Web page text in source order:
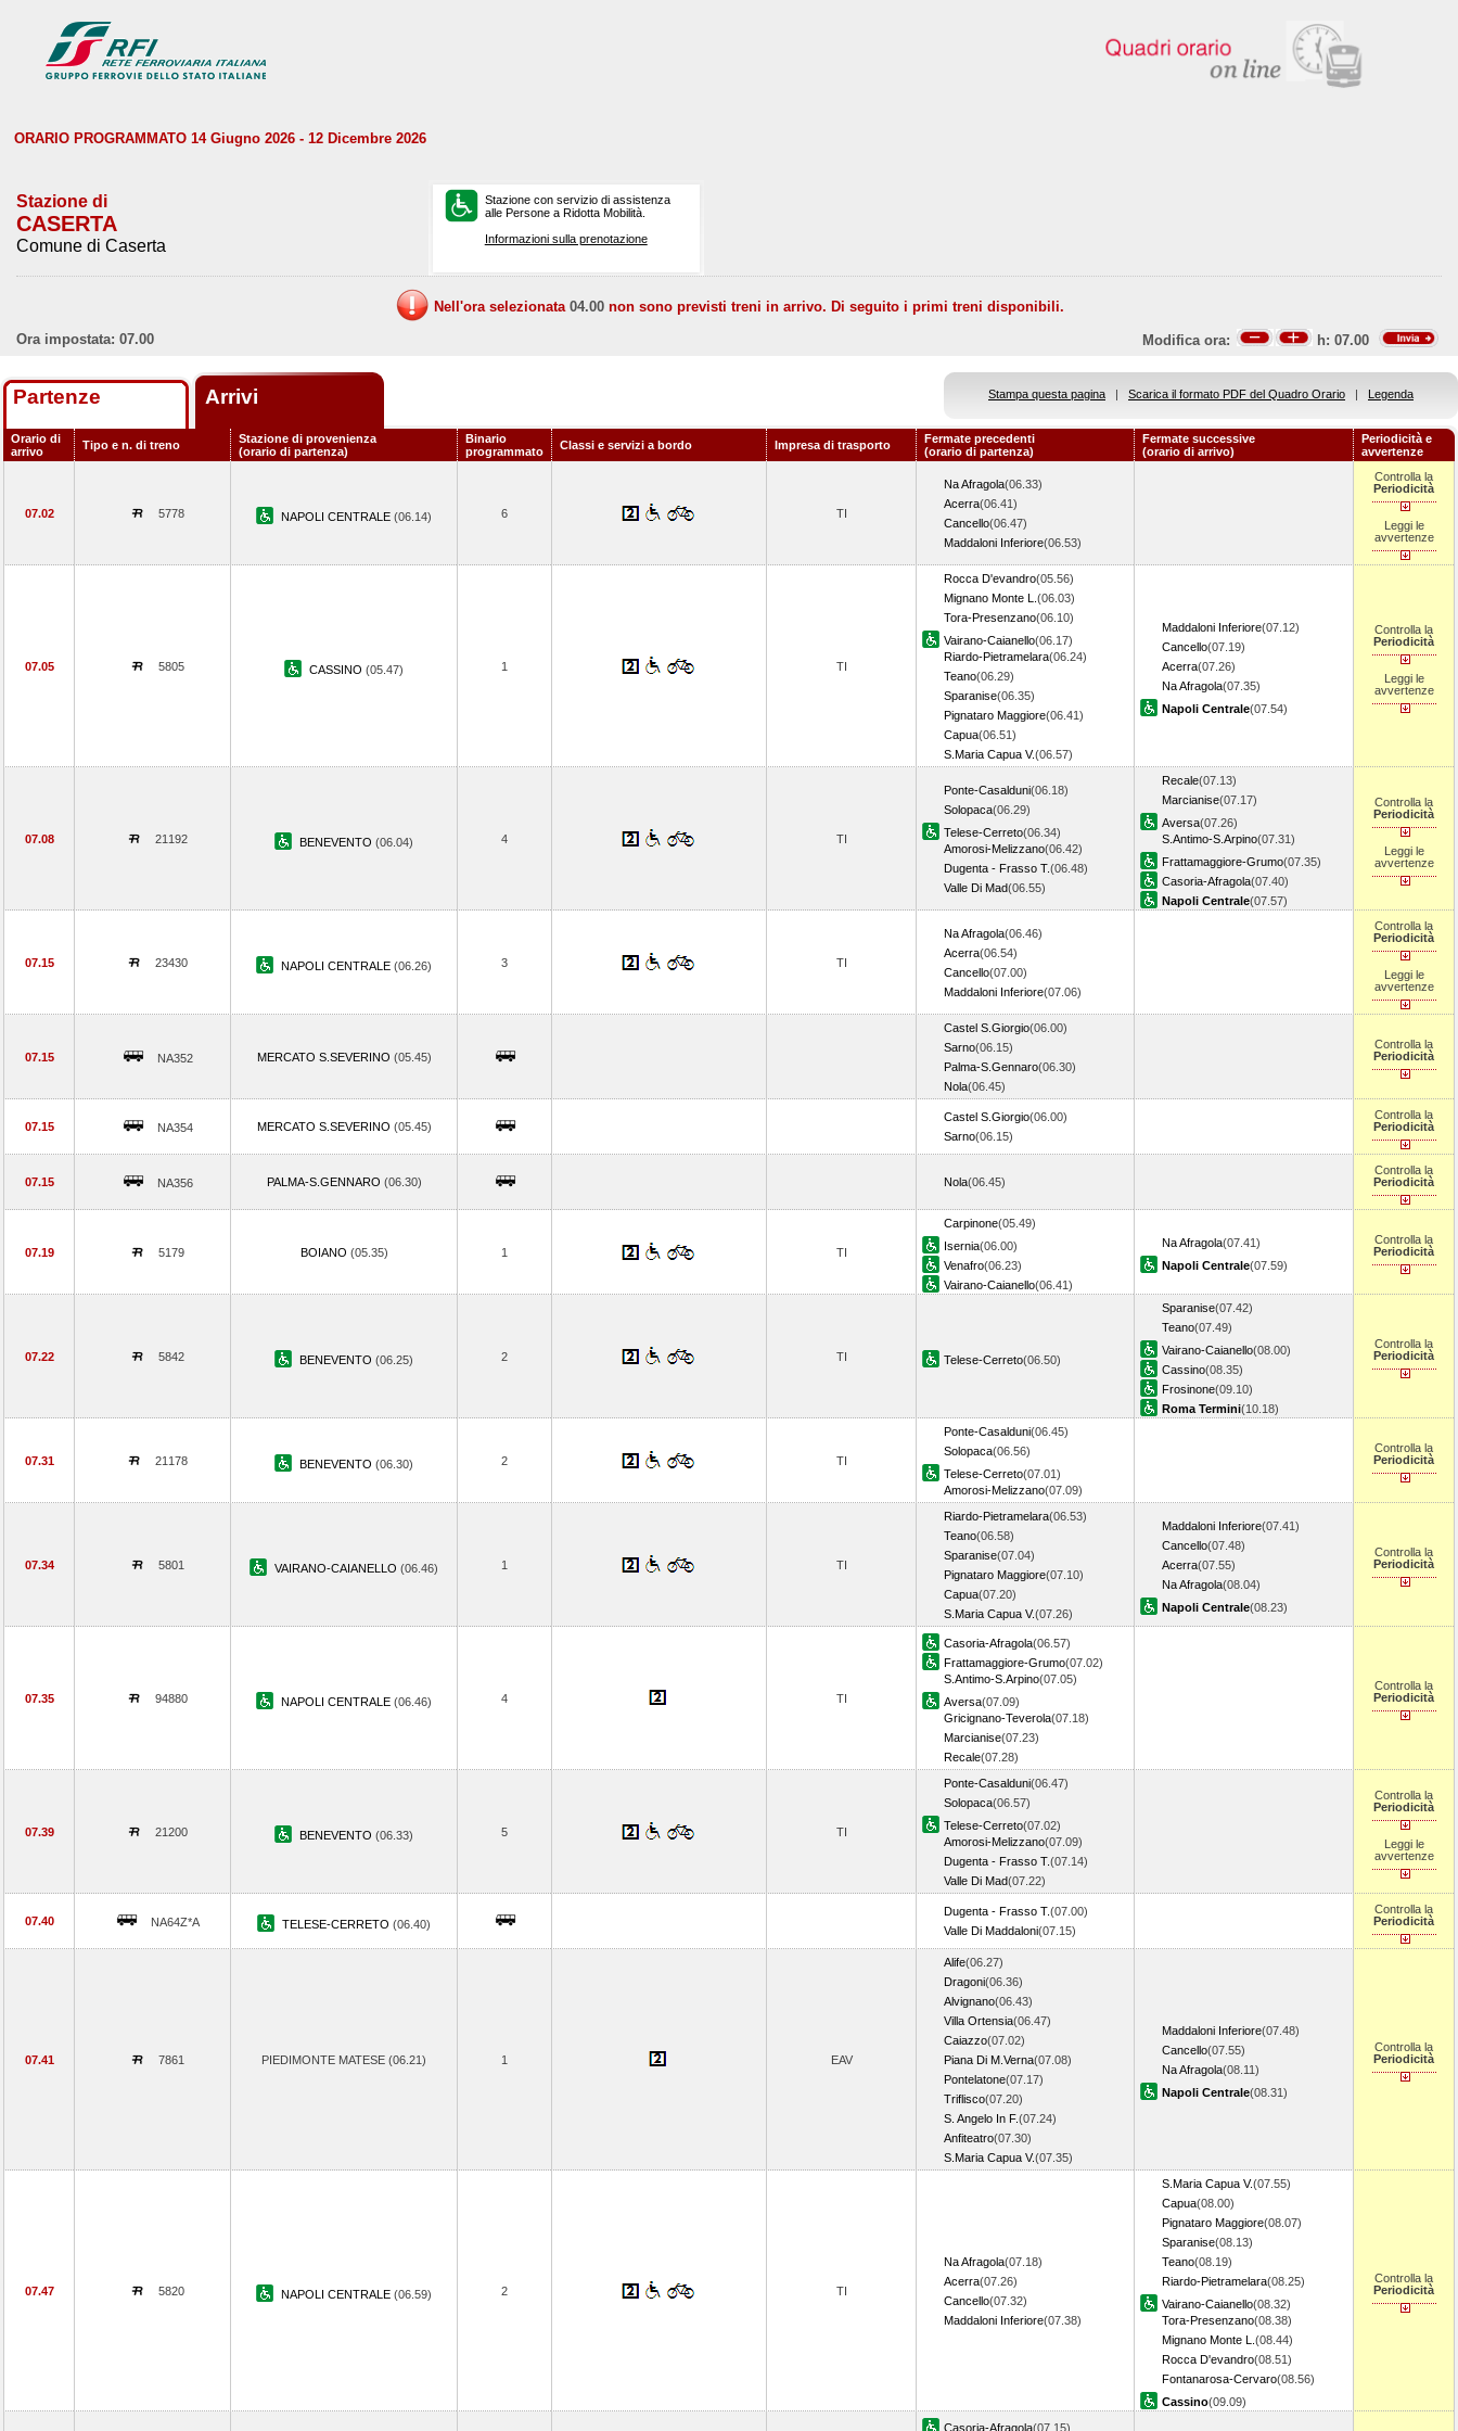
ORARIO PROGRAMMATO 14 Giugno 2026 - 12 Dicembre 2026
Stazione di
CASERTA
Comune di Caserta
Stazione con servizio di assistenza
alle Persone a Ridotta Mobilità.
Informazioni sulla prenotazione
Nell'ora selezionata 04.00 non sono previsti treni in arrivo. Di seguito i primi treni disponibili.
Ora impostata: 07.00
Modifica ora: h: 07.00
Partenze Arrivi Stampa questa pagina | Scarica il formato PDF del Quadro Orario | Legenda
Orario di
arrivo
Tipo e n. di treno
Stazione di provenienza
(orario di partenza)
Binario
programmato
Classi e servizi a bordo Impresa di trasporto
Fermate precedenti
(orario di partenza)
Fermate successive
(orario di arrivo)
Periodicità e
avvertenze
07.02 5778 NAPOLI CENTRALE (06.14) 6 TI
Na Afragola(06.33)
Acerra(06.41)
Cancello(06.47)
Maddaloni Inferiore(06.53)
Controlla la
Periodicità
Leggi le
avvertenze
07.05 5805 CASSINO (05.47) 1 TI
Rocca D'evandro(05.56)
Mignano Monte L. (06.03)
Tora-Presenzano(06.10)
Vairano-Caianello(06.17)
Riardo-Pietramelara(06.24)
Teano(06.29)
Sparanise(06.35)
Pignataro Maggiore(06.41)
Capua(06.51)
S.Maria Capua V.(06.57)
Maddaloni Inferiore(07.12)
Cancello(07.19)
Acerra(07.26)
Na Afragola(07.35)
Napoli Centrale(07.54)
Controlla la
Periodicità
Leggi le
avvertenze
07.08 21192 BENEVENTO (06.04) 4 TI
Ponte-Casalduni(06.18)
Solopaca(06.29)
Telese-Cerreto(06.34)
Amorosi-Melizzano(06.42)
Dugenta - Frasso T.(06.48)
Valle Di Mad(06.55)
Recale(07.13)
Marcianise(07.17)
Aversa(07.26)
S.Antimo-S.Arpino(07.31)
Frattamaggiore-Grumo(07.35)
Casoria-Afragola(07.40)
Napoli Centrale(07.57)
Controlla la
Periodicità
Leggi le
avvertenze
07.15 23430 NAPOLI CENTRALE (06.26) 3 TI
Na Afragola(06.46)
Acerra(06.54)
Cancello(07.00)
Maddaloni Inferiore(07.06)
Controlla la
Periodicità
Leggi le
avvertenze
07.15 NA352 MERCATO S.SEVERINO (05.45)
Castel S.Giorgio(06.00)
Sarno(06.15)
Palma-S.Gennaro(06.30)
Nola(06.45)
Controlla la
Periodicità
07.15 NA354 MERCATO S.SEVERINO (05.45)
Castel S.Giorgio(06.00)
Sarno(06.15)
Controlla la
Periodicità
07.15 NA356 PALMA-S.GENNARO (06.30) Nola(06.45)
Controlla la
Periodicità
07.19 5179 BOIANO (05.35) 1 TI
Carpinone(05.49)
Isernia(06.00)
Venafro(06.23)
Vairano-Caianello(06.41)
Na Afragola(07.41)
Napoli Centrale(07.59)
Controlla la
Periodicità
07.22 5842 BENEVENTO (06.25) 2 TI Telese-Cerreto(06.50)
Sparanise(07.42)
Teano(07.49)
Vairano-Caianello(08.00)
Cassino(08.35)
Frosinone(09.10)
Roma Termini(10.18)
Controlla la
Periodicità
07.31 21178 BENEVENTO (06.30) 2 TI
Ponte-Casalduni(06.45)
Solopaca(06.56)
Telese-Cerreto(07.01)
Amorosi-Melizzano(07.09)
Controlla la
Periodicità
07.34 5801 VAIRANO-CAIANELLO (06.46) 1 TI
Riardo-Pietramelara(06.53)
Teano(06.58)
Sparanise(07.04)
Pignataro Maggiore(07.10)
Capua(07.20)
S.Maria Capua V.(07.26)
Maddaloni Inferiore(07.41)
Cancello(07.48)
Acerra(07.55)
Na Afragola(08.04)
Napoli Centrale(08.23)
Controlla la
Periodicità
07.35 94880 NAPOLI CENTRALE (06.46) 4 TI
Casoria-Afragola(06.57)
Frattamaggiore-Grumo(07.02)
S.Antimo-S.Arpino(07.05)
Aversa(07.09)
Gricignano-Teverola(07.18)
Marcianise(07.23)
Recale(07.28)
Controlla la
Periodicità
07.39 21200 BENEVENTO (06.33) 5 TI
Ponte-Casalduni(06.47)
Solopaca(06.57)
Telese-Cerreto(07.02)
Amorosi-Melizzano(07.09)
Dugenta - Frasso T.(07.14)
Valle Di Mad(07.22)
Controlla la
Periodicità
Leggi le
avvertenze
07.40 NA64Z*A TELESE-CERRETO (06.40)
Dugenta - Frasso T.(07.00)
Valle Di Maddaloni(07.15)
Controlla la
Periodicità
07.41 7861 PIEDIMONTE MATESE (06.21) 1 EAV
Alife(06.27)
Dragoni(06.36)
Alvignano(06.43)
Villa Ortensia(06.47)
Caiazzo(07.02)
Piana Di M.Verna(07.08)
Pontelatone(07.17)
Triflisco(07.20)
S. Angelo In F.(07.24)
Anfiteatro(07.30)
S.Maria Capua V.(07.35)
Maddaloni Inferiore(07.48)
Cancello(07.55)
Na Afragola(08.11)
Napoli Centrale(08.31)
Controlla la
Periodicità
07.47 5820 NAPOLI CENTRALE (06.59) 2 TI
Na Afragola(07.18)
Acerra(07.26)
Cancello(07.32)
Maddaloni Inferiore(07.38)
S.Maria Capua V.(07.55)
Capua(08.00)
Pignataro Maggiore(08.07)
Sparanise(08.13)
Teano(08.19)
Riardo-Pietramelara(08.25)
Vairano-Caianello(08.32)
Tora-Presenzano(08.38)
Mignano Monte L. (08.44)
Rocca D'evandro(08.51)
Fontanarosa-Cervaro(08.56)
Cassino(09.09)
Controlla la
Periodicità
Casoria-Afragola(07.15)